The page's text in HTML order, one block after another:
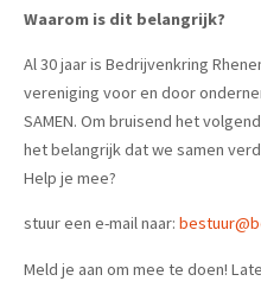
Waarom is dit belangrijk?
Al 30 jaar is Bedrijvenkring
vereniging voor en door
SAMEN. Om bruisend het
het belangrijk dat we samen
Help je mee?
stuur een e-mail naar:
Meld je aan om mee te doen!